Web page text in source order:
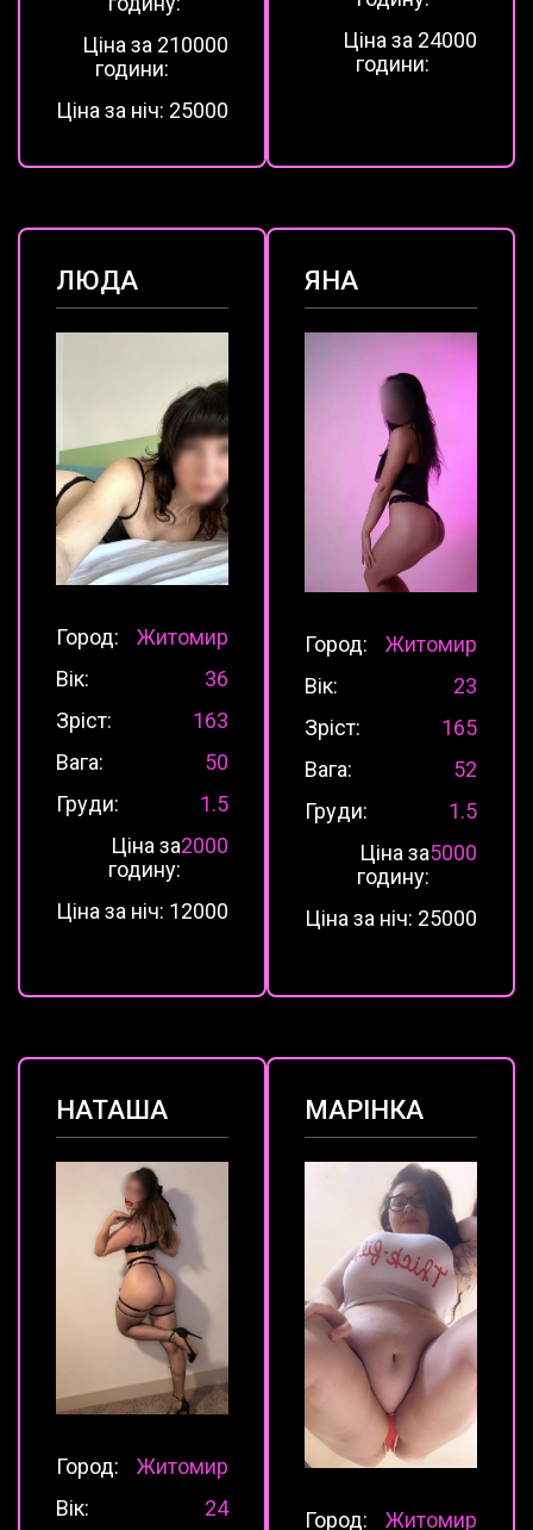
Ціна за 2
години:
10000
Ціна за ніч: 25000
Ціна за 2
години:
4000
ЛЮДА
Город:
Житомир
Вік:
36
Зріст:
163
Вага:
50
Груди:
1.5
Ціна за
годину:
2000
Ціна за ніч: 12000
ЯНА
Город:
Житомир
Вік:
23
Зріст:
165
Вага:
52
Груди:
1.5
Ціна за
годину:
5000
Ціна за ніч: 25000
НАТАША
Город:
Житомир
Вік:
24
МАРІНКА
Город:
Житомир